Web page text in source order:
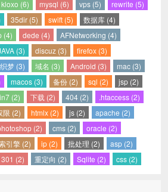
kloxo (6) mysql (6) vps (5)
rewrite (5)
35dir (5) swift (5)
数据库 (4)
(4) dede (4)
AFNetworking (4)
(3) discuz (3)
firefox (3)
织梦 (3) 域名 (3) Android (3)
mac (3)
macos (3) 备份 (2) sql (2)
jsp (2)
(2) 下载 (2) 404 (2)
.htaccess (2)
限 (2) htmlx (2) js (2)
apache (2)
(2) cms (2)
oracle (2)
引擎 (2) ip (2) 批处理 (2)
asp (2)
301 (2) 重定向 (2) Sqlite (2) css (2)